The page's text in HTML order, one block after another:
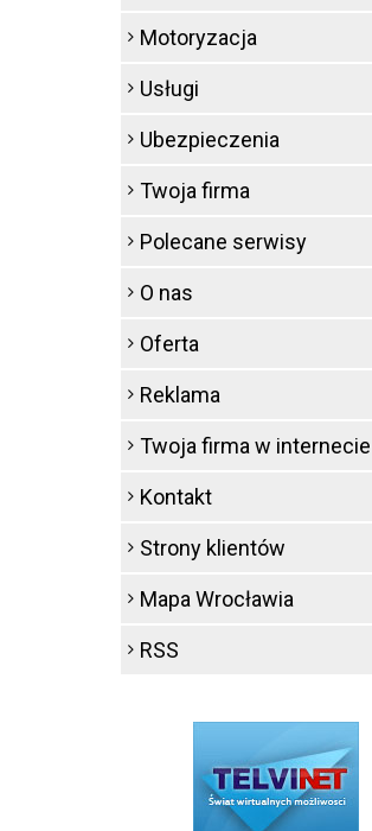
Motoryzacja
Usługi
Ubezpieczenia
Twoja firma
Polecane serwisy
O nas
Oferta
Reklama
Twoja firma w internecie
Kontakt
Strony klientów
Mapa Wrocławia
RSS